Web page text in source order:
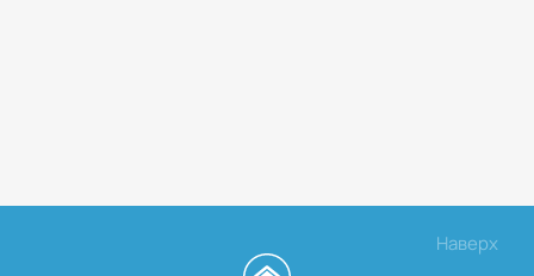
Наверх